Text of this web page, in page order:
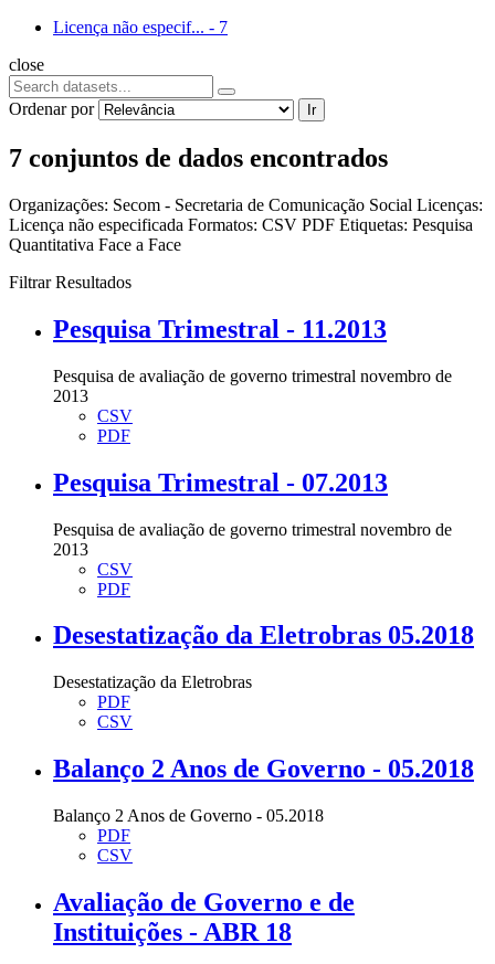
Licença não especif... - 7
close
Ordenar por Ir
7 conjuntos de dados encontrados
Organizações: Secom - Secretaria de Comunicação Social Licenças:
Licença não especificada Formatos: CSV PDF Etiquetas: Pesquisa
Quantitativa Face a Face
Filtrar Resultados
Pesquisa Trimestral - 11.2013
Pesquisa de avaliação de governo trimestral novembro de
2013
CSV
PDF
Pesquisa Trimestral - 07.2013
Pesquisa de avaliação de governo trimestral novembro de
2013
CSV
PDF
Desestatização da Eletrobras 05.2018
Desestatização da Eletrobras
PDF
CSV
Balanço 2 Anos de Governo - 05.2018
Balanço 2 Anos de Governo - 05.2018
PDF
CSV
Avaliação de Governo e de
Instituições - ABR 18